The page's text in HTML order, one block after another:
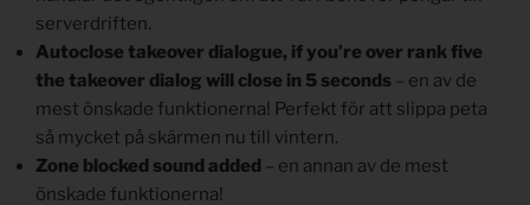
serverdriften.
Autoclose takeover dialogue, if you’re over rank five
the takeover dialog will close in 5 seconds – en av de
mest önskade funktionerna! Perfekt för att slippa peta
så mycket på skärmen nu till vintern.
Zone blocked sound added – en annan av de mest
önskade funktionerna!